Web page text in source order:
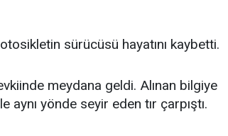
sürücüsü hayatını kaybetti.
meydana geldi. Alınan bilgiye
yönde seyir eden tır çarpıştı.